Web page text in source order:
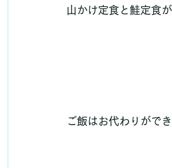
山かけ定食と鮭定食
ご飯はお代わりがで